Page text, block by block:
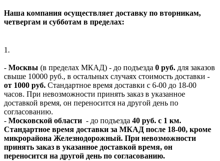
Наша компания осуществляет доставку по вторникам,
четвергам и субботам в пределах:
1.
- Москвы (в пределах МКАД) - до подъезда 0 руб. для заказов
свыше 10000 руб., в остальных случаях стоимость доставки -
от 1000 руб. Стандартное время доставки с 6-00 до 18-00
часов. При невозможности принять заказ в указанное
доставкой время, он переносится на другой день по
согласованию.
- Московской области - до подъезда 40 руб. с 1 км.
Стандартное время доставки за МКАД после 18-00, кроме
микрорайона Железнодорожный. При невозможности
принять заказ в указанное доставкой время, он
переносится на другой день по согласованию.